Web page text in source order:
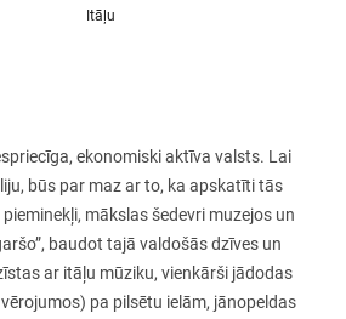
Itāļu
ekonomiski aktīva valsts. Lai
būs par maz ar to, ka apskatīti tās
mākslas šedevri muzejos un
baudot tajā valdošās dzīves un
ar itāļu mūziku, vienkārši jādodas
pa pilsētu ielām, jānopeldas